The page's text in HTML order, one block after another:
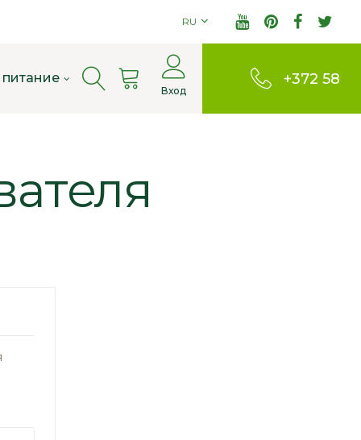
RU
Cart
Вход
+372 58